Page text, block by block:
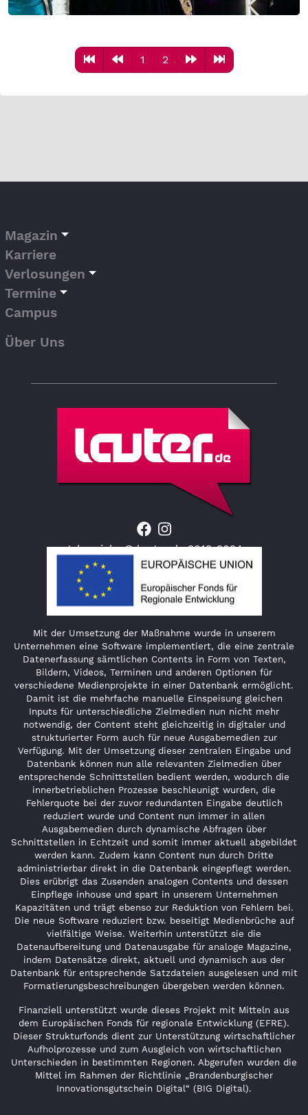
1 2
Magazin
Karriere
Verlosungen
Termine
Campus
Über Uns
Jahresjahr © lauter.de 2012-2024
Mit der Umsetzung der Maßnahme wurde in unserem
Unternehmen eine Software implementiert, die eine zentrale
Datenerfassung sämtlichen Contents in Form von Texten,
Bildern, Videos, Terminen und anderen Optionen für
verschiedene Medienprojekte in einer Datenbank ermöglicht.
Damit ist die mehrfache manuelle Einspeisung gleichen
Inputs für unterschiedliche Zielmedien nun nicht mehr
notwendig, der Content steht gleichzeitig in digitaler und
strukturierter Form auch für neue Ausgabemedien zur
Verfügung. Mit der Umsetzung dieser zentralen Eingabe und
Datenbank können nun alle relevanten Zielmedien über
entsprechende Schnittstellen bedient werden, wodurch die
innerbetrieblichen Prozesse beschleunigt wurden, die
Fehlerquote bei der zuvor redundanten Eingabe deutlich
reduziert wurde und Content nun immer in allen
Ausgabemedien durch dynamische Abfragen über
Schnittstellen in Echtzeit und somit immer aktuell abgebildet
werden kann. Zudem kann Content nun durch Dritte
administrierbar direkt in die Datenbank eingepflegt werden.
Dies erübrigt das Zusenden analogen Contents und dessen
Einpflege inhouse und spart in unserem Unternehmen
Kapazitäten und trägt ebenso zur Reduktion von Fehlern bei.
Die neue Software reduziert bzw. beseitigt Medienbrüche auf
vielfältige Weise. Weiterhin unterstützt sie die
Datenaufbereitung und Datenausgabe für analoge Magazine,
indem Datensätze direkt, aktuell und dynamisch aus der
Datenbank für entsprechende Satzdateien ausgelesen und mit
Formatierungsbeschreibungen übergeben werden können.
Finanziell unterstützt wurde dieses Projekt mit Mitteln aus
dem Europäischen Fonds für regionale Entwicklung (EFRE).
Dieser Strukturfonds dient zur Unterstützung wirtschaftlicher
Aufholprozesse und zum Ausgleich von wirtschaftlichen
Unterschieden in bestimmten Regionen. Abgerufen wurden die
Mittel im Rahmen der Richtlinie „Brandenburgischer
Innovationsgutschein Digital“ (BIG Digital).